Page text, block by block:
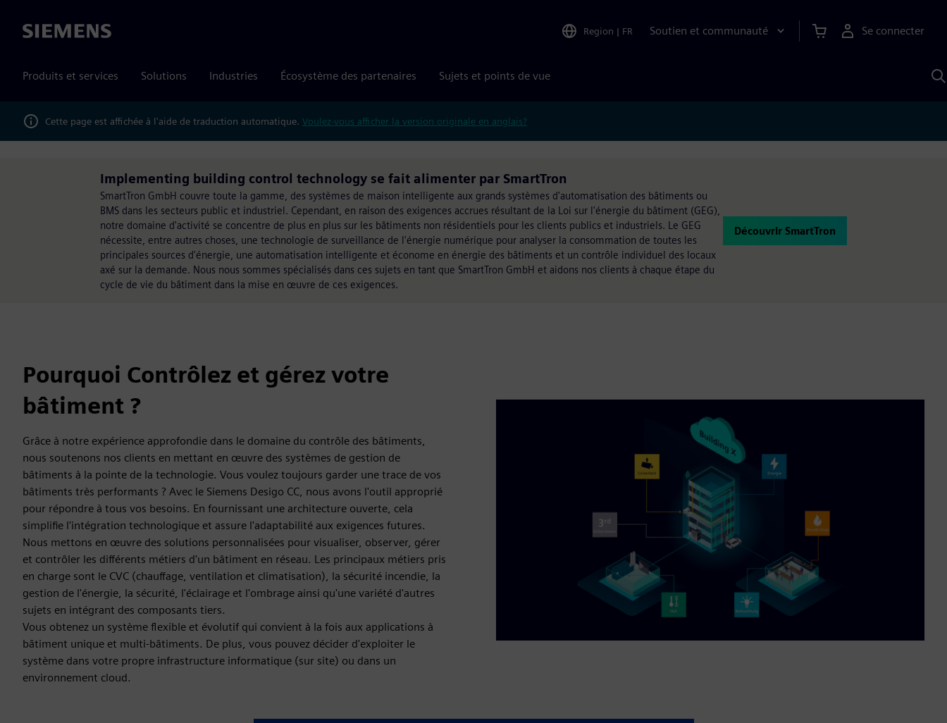
Siemens Region | FR Soutien et communauté Se connecter
Produits et services Solutions Industries Écosystème des partenaires Sujets et points de vue
Cette page est affichée à l'aide de traduction automatique. Voulez-vous afficher la version originale en anglais?
Implementing building control technology se fait alimenter par SmartTron
SmartTron GmbH couvre toute la gamme, des systèmes de maison intelligente aux grands systèmes d'automatisation des bâtiments ou
BMS dans les secteurs public et industriel. Cependant, en raison des exigences accrues résultant de la Loi sur l'énergie du bâtiment (GEG),
notre domaine d'activité se concentre de plus en plus sur les bâtiments non résidentiels pour les clients publics et industriels. Le GEG
nécessite, entre autres choses, une technologie de surveillance de l'énergie numérique pour analyser la consommation de toutes les
principales sources d'énergie, une automatisation intelligente et économe en énergie des bâtiments et un contrôle individuel des locaux
axé sur la demande. Nous nous sommes spécialisés dans ces sujets en tant que SmartTron GmbH et aidons nos clients à chaque étape du
cycle de vie du bâtiment dans la mise en œuvre de ces exigences.
Découvrir SmartTron
Pourquoi Contrôlez et gérez votre
bâtiment ?
Grâce à notre expérience approfondie dans le domaine du contrôle des bâtiments,
nous soutenons nos clients en mettant en œuvre des systèmes de gestion de
bâtiments à la pointe de la technologie. Vous voulez toujours garder une trace de vos
bâtiments très performants ? Avec le Siemens Desigo CC, nous avons l'outil approprié
pour répondre à tous vos besoins. En fournissant une architecture ouverte, cela
simplifie l'intégration technologique et assure l'adaptabilité aux exigences futures.
Nous mettons en œuvre des solutions personnalisées pour visualiser, observer, gérer
et contrôler les différents métiers d'un bâtiment en réseau. Les principaux métiers pris
en charge sont le CVC (chauffage, ventilation et climatisation), la sécurité incendie, la
gestion de l'énergie, la sécurité, l'éclairage et l'ombrage ainsi qu'une variété d'autres
sujets en intégrant des composants tiers.
Vous obtenez un système flexible et évolutif qui convient à la fois aux applications à
bâtiment unique et multi-bâtiments. De plus, vous pouvez décider d'exploiter le
système dans votre propre infrastructure informatique (sur site) ou dans un
environnement cloud.